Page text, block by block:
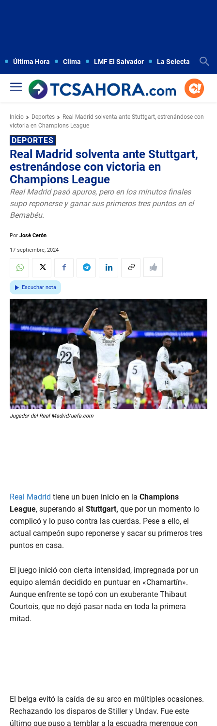
Última Hora Clima LMF El Salvador La Selecta
Inicio Deportes
Real Madrid solventa ante Stuttgart, estrenándose con
victoria en Champions League
DEPORTES
Real Madrid solventa ante Stuttgart,
estrenándose con victoria en
Champions League
Real Madrid pasó apuros, pero en los minutos finales
supo reponerse y ganar sus primeros tres puntos en el
Bernabéu.
Por José Cerón
17 septiembre, 2024
Escuchar nota
Jugador del Real Madrid/uefa.com
Real Madrid tiene un buen inicio en la Champions
League, superando al Stuttgart, que por un momento lo
complicó y lo puso contra las cuerdas. Pese a ello, el
actual campeón supo reponerse y sacar su primeros tres
puntos en casa.
El juego inició con cierta intensidad, impregnada por un
equipo alemán decidido en puntuar en «Chamartín».
Aunque enfrente se topó con un exuberante Thibaut
Courtois, que no dejó pasar nada en toda la primera
mitad.
El belga evitó la caída de su arco en múltiples ocasiones.
Rechazando los disparos de Stiller y Undav. Fue este
último que puso a temblar a la escuadra merengue con